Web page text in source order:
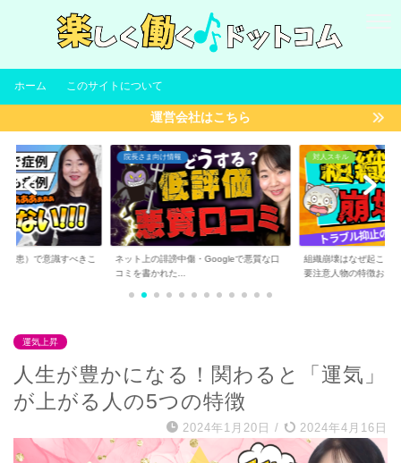
ホーム このサイトについて
運営会社はこちら
集患）で意識すべきこ
院長さま向け情報
ネット上の誹謗中傷・Googleで悪質な口
コミを書かれた...
対人スキル
組織崩壊はなぜ起こる
要注意人物の特徴お...
運気上昇
人生が豊かになる！関わると「運気」
が上がる人の5つの特徴
2024年1月20日 / 2024年4月16日